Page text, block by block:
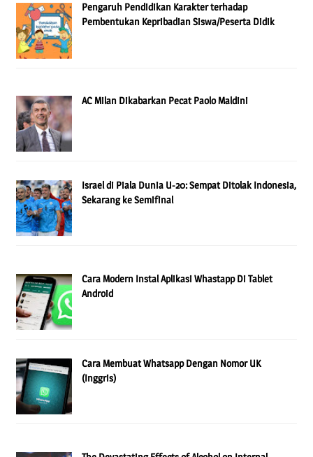
Pengaruh Pendidikan Karakter terhadap
Pembentukan Kepribadian Siswa/Peserta Didik
AC Milan Dikabarkan Pecat Paolo Maldini
Israel di Piala Dunia U-20: Sempat Ditolak Indonesia,
Sekarang ke Semifinal
Cara Modern Instal Aplikasi Whastapp Di Tablet
Android
Cara Membuat Whatsapp Dengan Nomor UK
(Inggris)